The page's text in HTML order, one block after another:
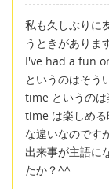
私も久しぶりに
うときがあり
I've had a fun
というのはそう
time というの
time は楽しめる
な違いなのです
出来事が主語に
たか？^^